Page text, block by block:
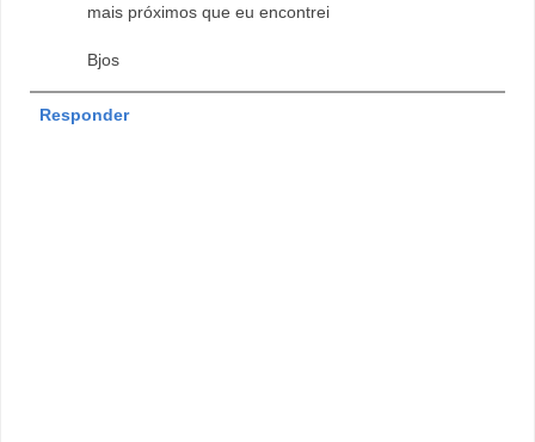
mais próximos que eu encontrei
Bjos
Responder